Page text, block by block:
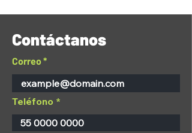
Contáctanos
Correo
Teléfono